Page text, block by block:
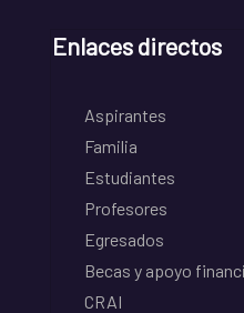
Enlaces directos
Aspirantes
Familia
Estudiantes
Profesores
Egresados
Becas y apoyo
CRAI